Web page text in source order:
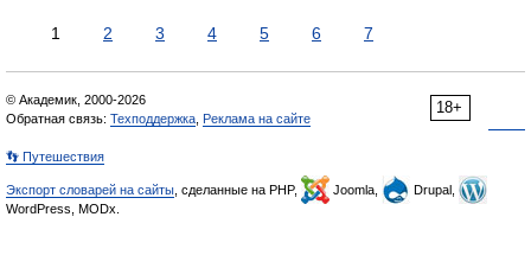
1 2 3 4 5 6 7
18+
© Академик, 2000-2026
Обратная связь: Техподдержка Реклама на сайте
👣 Путешествия
Экспорт словарей на сайты , сделанные на PHP, Joomla,
Drupal,
WordPress, MODx.